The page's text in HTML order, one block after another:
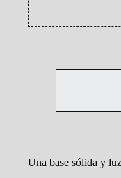
Una base sólida y